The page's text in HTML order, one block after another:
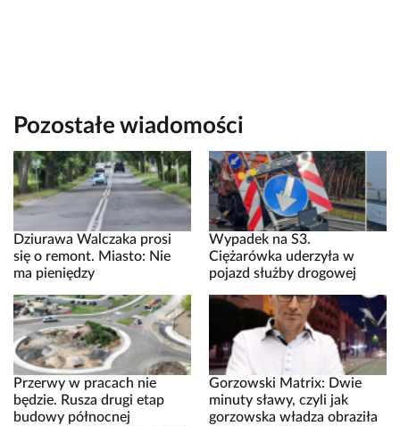
Pozostałe wiadomości
Dziurawa Walczaka prosi
się o remont. Miasto: Nie
ma pieniędzy
Wypadek na S3.
Ciężarówka uderzyła w
pojazd służby drogowej
Przerwy w pracach nie
będzie. Rusza drugi etap
budowy północnej
Gorzowski Matrix: Dwie
minuty sławy, czyli jak
gorzowska władza obraziła